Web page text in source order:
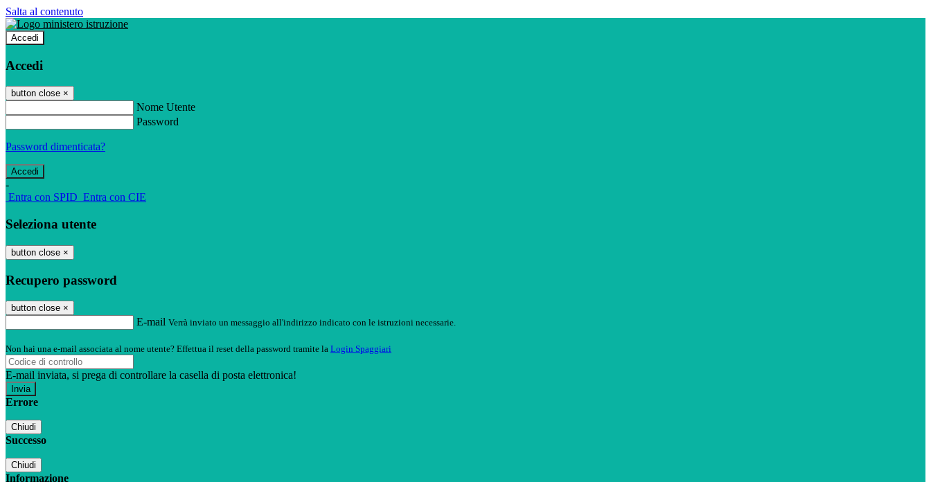
Salta al contenuto
Accedi
Accedi
button close ×
Nome Utente
Password
Password dimenticata?
-
Entra con SPID Entra con CIE
Seleziona utente
button close ×
Recupero password
button close ×
E-mail Verrà inviato un messaggio all'indirizzo indicato con le istruzioni necessarie.
Non hai una e-mail associata al nome utente? Effettua il reset della password tramite la Login Spaggiari
E-mail inviata, si prega di controllare la casella di posta elettronica!
Errore
Chiudi
Successo
Chiudi
Informazione